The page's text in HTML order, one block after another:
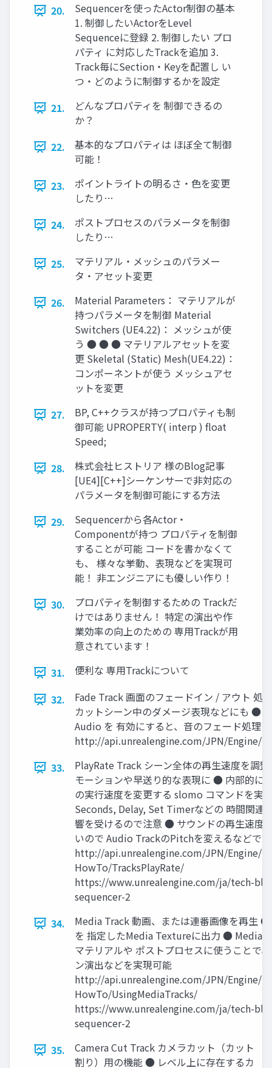
20.
Sequencerを使ったActor制御の基本
1. 制御したいActorをLevel
Sequenceに登録 2. 制御したい プロ
パティ に対応したTrackを追加 3.
Track毎にSection・Keyを配置し い
つ・どのように制御するかを設定
21.
どんなプロパティを 制御できるの
か？
22.
基本的なプロパティは ほぼ全て制御
可能！
23.
ポイントライトの明るさ・色を変更
したり…
24.
ポストプロセスのパラメータを制御
したり…
25.
マテリアル・メッシュのパラメー
タ・アセット変更
26.
Material Parameters： マテリアルが
持つパラメータを制御 Material
Switchers (UE4.22)： メッシュが使
う ● ● ● マテリアルアセットを変
更 Skeletal (Static) Mesh(UE4.22)：
コンポーネントが使う メッシュアセ
ットを変更
27.
BP, C++クラスが持つプロパティも制
御可能 UPROPERTY( interp ) float
Speed;
28.
株式会社ヒストリア 様のBlog記事
[UE4][C++]シーケンサーで非対応の
パラメータを制御可能にする方法
29.
Sequencerから各Actor・
Componentが持つ プロパティを制御
することが可能 コードを書かなくて
も、 様々な挙動、表現などを実現可
能！ 非エンジニアにも優しい作り！
30.
プロパティを制御するための Trackだ
けではありません！ 特定の演出や作
業効率の向上のための 専用Trackが用
意されています！
31.
便利な 専用Trackについて
32.
Fade Track 画面のフェードイン / アウト 処
カットシーン中のダメージ表現などにも ●
Audio を 有効にすると、音のフェード処理
http://api.unrealengine.com/JPN/Engine/
33.
PlayRate Track シーン全体の再生速度を調
モーションや早送り的な表現に ● 内部的に
の実行速度を変更する slomo コマンドを実
Seconds, Delay, Set Timerなどの 時間関連
響を受けるので注意 ● サウンドの再生速度
いので Audio TrackのPitchを変えるなどで
http://api.unrealengine.com/JPN/Engine/
HowTo/TracksPlayRate/
https://www.unrealengine.com/ja/tech-
sequencer-2
34.
Media Track 動画、または連番画像を再生
を 指定したMedia Textureに出力 ● Media
マテリアルや ポストプロセスに使うことで
ン演出などを実現可能
http://api.unrealengine.com/JPN/Engine/
HowTo/UsingMediaTracks/
https://www.unrealengine.com/ja/tech-
sequencer-2
35.
Camera Cut Track カメラカット（カット
割り）用の機能 ● レベル上に存在するカ